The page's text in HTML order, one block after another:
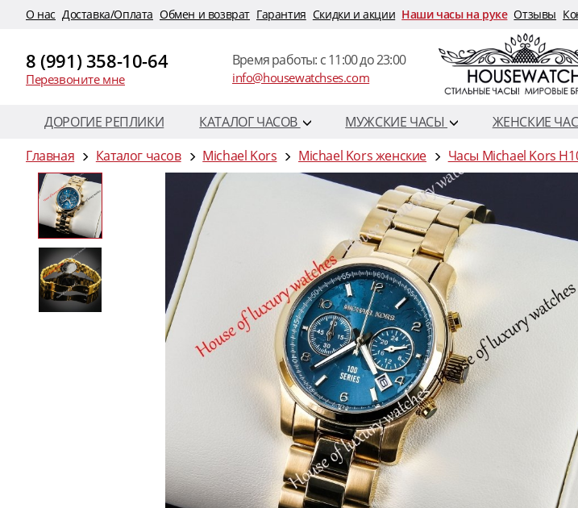
O нас Доставка/Оплата Обмен и возврат Гарантия Скидки и акции Наши часы на руке Отзывы
8 (991) 358-10-64
Перезвоните мне
Время работы: c 11:00 до 23:00
info@housewatchses.com
ДОРОГИЕ РЕПЛИКИ КАТАЛОГ ЧАСОВ МУЖСКИЕ ЧАСЫ ЖЕНСКИЕ
Главная
Каталог часов Michael Kors Michael Kors женские Часы Michael Kors